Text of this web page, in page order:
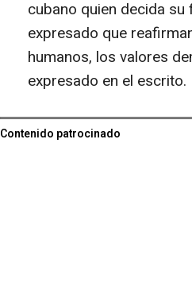
cubano quien decida
expresado que
humanos, los valores
expresado en el escrito.
Contenido patrocinado